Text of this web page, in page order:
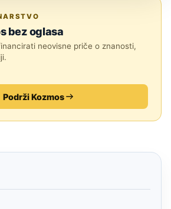
bez oglasa
neovisne priče o znanosti,
Podrži Kozmos